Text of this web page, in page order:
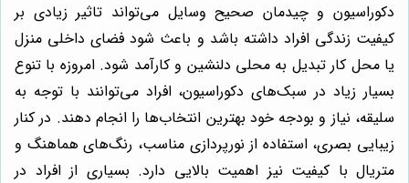
دکوراسیون و چیدمان صحیح وسایل می‌تواند تاثیر زیادی بر
کیفیت زندگی افراد داشته باشد و باعث شود فضای داخلی منزل
یا محل کار تبدیل به محلی دلنشین و کارآمد شود. امروزه با تنوع
بسیار زیاد در سبک‌های دکوراسیون، افراد می‌توانند با توجه به
سلیقه، نیاز و بودجه خود بهترین انتخاب‌ها را انجام دهند. در کنار
زیبایی بصری، استفاده از نورپردازی مناسب، رنگ‌های هماهنگ و
متریال با کیفیت نیز اهمیت بالایی دارد. بسیاری از افراد در